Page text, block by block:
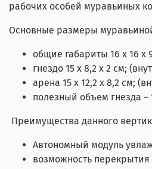
рабочих особей муравьиных
Основные размеры
общие габариты 16 х 16 х
гнездо 15 х 8,2 х 2 см;
арена 15 х 12,2 х 8,2 см;
полезный объем гнезда ~
Преимущества данного
Автономный модуль
возможность перекрытия